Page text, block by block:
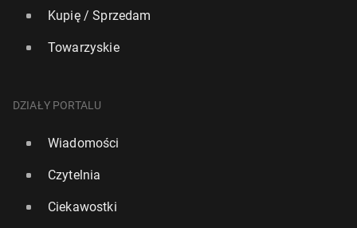
Kupię / Sprzedam
Towarzyskie
DZIAŁY PORTALU
Wiadomości
Czytelnia
Ciekawostki